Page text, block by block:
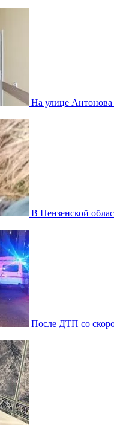
На улице Антонова
В Пензенской
После ДТП со